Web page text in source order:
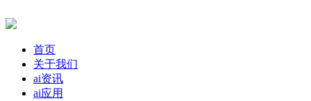
首页
关于我们
ai资讯
ai应用